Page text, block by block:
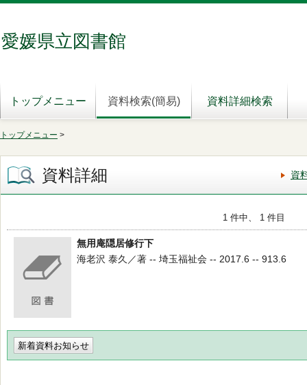
愛媛県立図書館
トップメニュー 資料検索(簡易) 資料詳細検索
トップメニュー >
資料詳細 資
1 件中、 1 件目
無用庵隠居修行下
海老沢 泰久／著 -- 埼玉福祉会 -- 2017.6 -- 913.6
新着資料お知らせ